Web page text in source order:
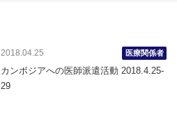
2018.04.25 医療関係者
カンボジアへの医師派遣活動 2018.4.25-
29